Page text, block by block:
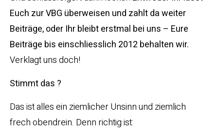
Euch zur VBG überweisen und zahlt da weiter
Beiträge, oder Ihr bleibt erstmal bei uns – Eure
Beiträge bis einschliesslich 2012 behalten wir.
Verklagt uns doch!
Stimmt das ?
Das ist alles ein ziemlicher Unsinn und ziemlich
frech obendrein. Denn richtig ist: